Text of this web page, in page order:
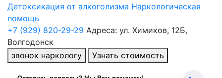
Детоксикация от алкоголизма Наркологическая
помощь
+7 (929) 820-29-29 Адреса: ул. Химиков, 12Б,
Волгодонск
звонок наркологу
Узнать стоимость